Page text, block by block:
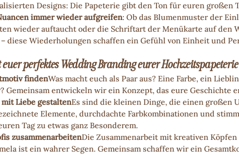
Designs: Die Papeterie gibt den Ton für euren großen
immer wieder aufgreifen: Ob das Blumenmuster der
wieder auftaucht oder die Schriftart der Menükarte auf den
diese Wiederholungen schaffen ein Gefühl von Einheit und
euer perfektes Wedding Branding eurer Hochzeitspapeterie
findenWas macht euch als Paar aus? Eine Farbe, ein
Gemeinsam entwickeln wir ein Konzept, das eure Geschichte
Liebe gestaltenEs sind die kleinen Dinge, die einen großen
Elemente, durchdachte Farbkombinationen und
Tag zu etwas ganz Besonderem.
zusammenarbeitenDie Zusammenarbeit mit kreativen
ist ein wahrer Segen. Gemeinsam schaffen wir ein